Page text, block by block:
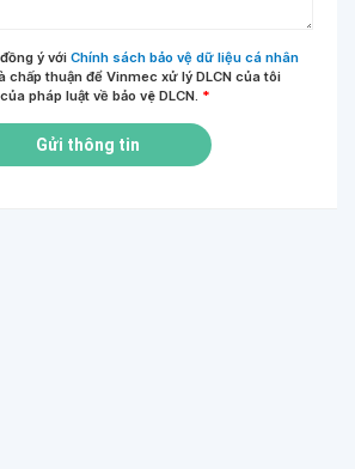
ý với Chính sách bảo vệ dữ liệu cá nhân
chấp thuận để Vinmec xử lý DLCN của tôi
pháp luật về bảo vệ DLCN. *
Gửi thông tin